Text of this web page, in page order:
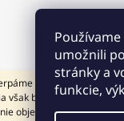
umožnili
stránky a
funkcie,
dovolenku. V tomto
však bude dočasne
objednávok začneme